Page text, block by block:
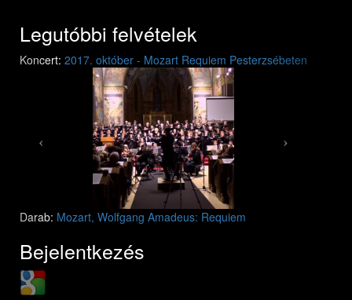
Legutóbbi felvételek
Koncert: 2017. október - Mozart Requiem Pesterzsébeten
Mozart: Requiem
Mozart: Requiem
Darab: Mozart, Wolfgang Amadeus: Requiem
Previous Next
Bejelentkezés
Login with Google